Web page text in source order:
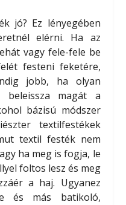
jó? Ez lényegében
elérni. Ha az
vagy fele-fele be
festeni feketére,
jobb, ha olyan
beleissza magát a
bázisú módszer
textilfestékek
textil festék nem
ha meg is fogja, le
foltos lesz és meg
a haj. Ugyanez
és más batikoló,